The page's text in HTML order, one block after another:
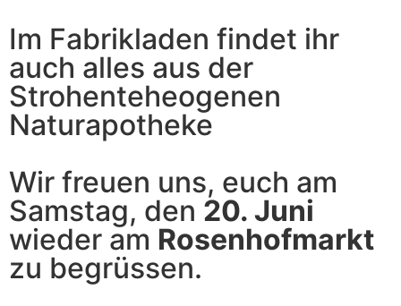
Im Fabrikladen findet ihr
auch alles aus der
Strohenteheogenen
Naturapotheke
Wir freuen uns, euch am
Samstag, den 20. Juni
wieder am Rosenhofmarkt
zu begrüssen.